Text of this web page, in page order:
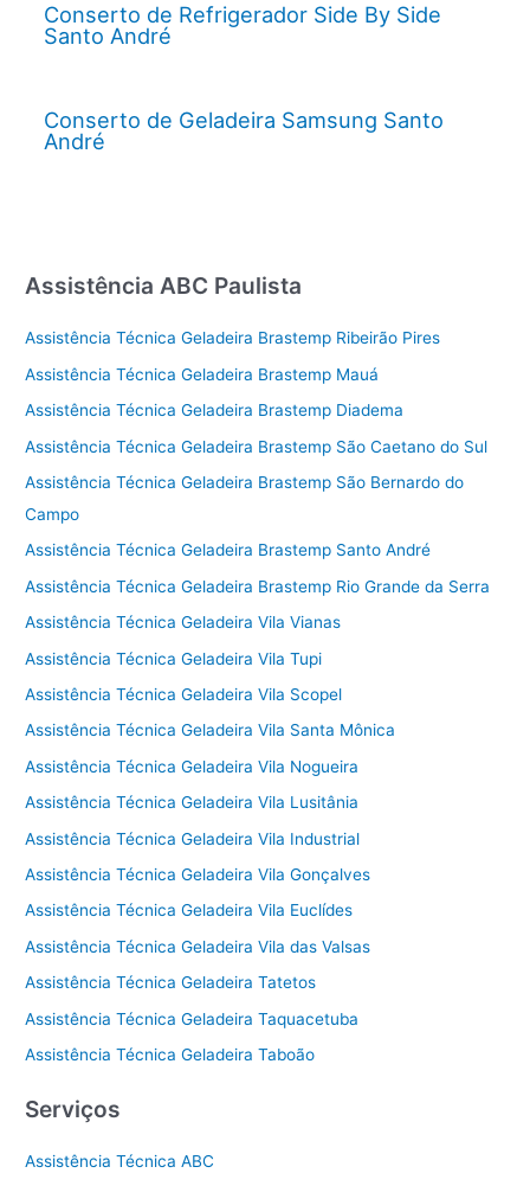
Conserto de Refrigerador Side By Side
Santo André
Conserto de Geladeira Samsung Santo
André
Assistência ABC Paulista
Assistência Técnica Geladeira Brastemp Ribeirão Pires
Assistência Técnica Geladeira Brastemp Mauá
Assistência Técnica Geladeira Brastemp Diadema
Assistência Técnica Geladeira Brastemp São Caetano do Sul
Assistência Técnica Geladeira Brastemp São Bernardo do
Campo
Assistência Técnica Geladeira Brastemp Santo André
Assistência Técnica Geladeira Brastemp Rio Grande da Serra
Assistência Técnica Geladeira Vila Vianas
Assistência Técnica Geladeira Vila Tupi
Assistência Técnica Geladeira Vila Scopel
Assistência Técnica Geladeira Vila Santa Mônica
Assistência Técnica Geladeira Vila Nogueira
Assistência Técnica Geladeira Vila Lusitânia
Assistência Técnica Geladeira Vila Industrial
Assistência Técnica Geladeira Vila Gonçalves
Assistência Técnica Geladeira Vila Euclídes
Assistência Técnica Geladeira Vila das Valsas
Assistência Técnica Geladeira Tatetos
Assistência Técnica Geladeira Taquacetuba
Assistência Técnica Geladeira Taboão
Serviços
Assistência Técnica ABC